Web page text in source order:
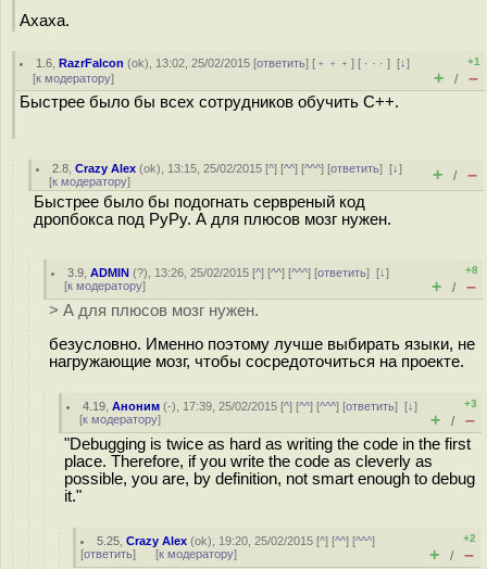
Ахаха.
1.6 ,RazrFalcon (ok), 13:02, 25/02/2015 [ответить] [ ﹢﹢﹢] [ · · ·][↓]
[к модератору]
+1
+ / –
Быстрее было бы всех сотрудников обучить С++.
2.8 ,Crazy Alex (ok), 13:15, 25/02/2015 [^] [^^] [^^^] [ответить][↓]
[к модератору] + / –
Быстрее было бы подогнать сервреный код
дропбокса под PyPy. А для плюсов мозг нужен.
3.9 ,ADMIN (?), 13:26, 25/02/2015 [^] [^^] [^^^] [ответить][↓]
[к модератору]
+8
+ / –
> А для плюсов мозг нужен.
безусловно. Именно поэтому лучше выбирать языки, не
нагружающие мозг, чтобы сосредоточиться на проекте.
4.19 ,Аноним (-), 17:39, 25/02/2015 [^] [^^] [^^^] [ответить][↓]
[к модератору]
+3
+ / –
"Debugging is twice as hard as writing the code in the first
place. Therefore, if you write the code as cleverly as
possible, you are, by definition, not smart enough to debug
it."
5.25 ,Crazy Alex (ok), 19:20, 25/02/2015 [^] [^^] [^^^]
[ответить] [к модератору]
+2
+ / –